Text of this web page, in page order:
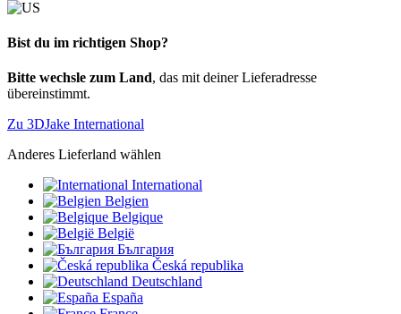
Bist du im richtigen Shop?
Bitte wechsle zum Land, das mit deiner Lieferadresse
übereinstimmt.
Zu 3DJake International
Anderes Lieferland wählen
International
Belgien
Belgique
België
България
Česká republika
Deutschland
España